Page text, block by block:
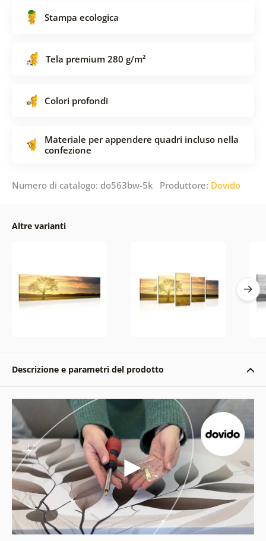
Stampa ecologica
Tela premium 280 g/m²
Colori profondi
Materiale per appendere quadri incluso nella
confezione
Numero di catalogo: do563bw-5k Produttore: Dovido
Altre varianti
Descrizione e parametri del prodotto